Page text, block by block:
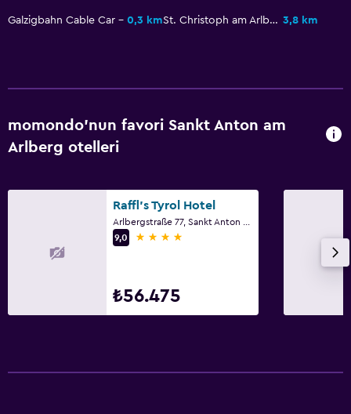
Oda servisi
Kayak kartı satışı
Yatak yanında priz
Restoran
Galzigbahn Cable Car 0,3 km St. Christoph am Arlberg 3,8 km
momondo'nun favori Sankt Anton am
Arlberg otelleri
Raffl's Tyrol Hotel
9,0
4 yıldız
₺56.475